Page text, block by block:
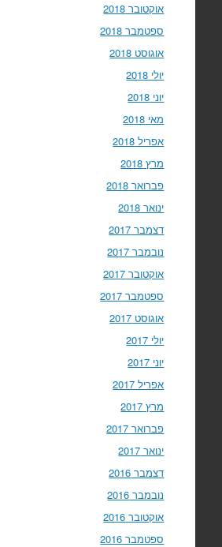
אוקטובר 2018
ספטמבר 2018
אוגוסט 2018
יולי 2018
יוני 2018
מאי 2018
אפריל 2018
מרץ 2018
פברואר 2018
ינואר 2018
דצמבר 2017
נובמבר 2017
אוקטובר 2017
ספטמבר 2017
אוגוסט 2017
יולי 2017
יוני 2017
אפריל 2017
מרץ 2017
פברואר 2017
ינואר 2017
דצמבר 2016
נובמבר 2016
אוקטובר 2016
ספטמבר 2016